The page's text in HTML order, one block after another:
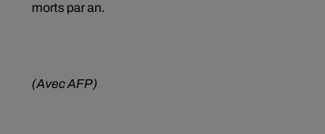
morts par an.
(Avec AFP)